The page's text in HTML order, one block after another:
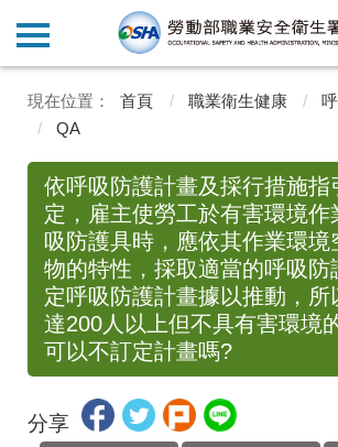
首頁 職業衛生健康
QA
依呼吸防護計畫及採行措施指
定，雇主使勞工於有害環境作
吸防護具時，應依其作業環境
物的特性，採取適當的呼吸防
定呼吸防護計畫據以推動，所
達200人以上但不具有害環境
可以不訂定計畫嗎?
分享